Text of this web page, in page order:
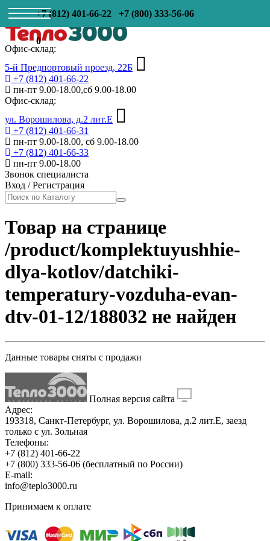
+7 (812) 401-66-22 +7 (800) 333-56-06
0
Офис-склад:
5-й Предпортовый проезд, 22Б
+7 (812) 401-66-22
пн-пт 9.00-18.00,сб 9.00-18.00
Офис-склад:
ул. Ворошилова, д.2 лит.Е
+7 (812) 401-66-31
пн-пт 9.00-18.00, сб 9.00-18.00
+7 (812) 401-66-33
пн-пт 9.00-18.00
Звонок специалиста
Вход /Регистрация
Товар на странице
/product/komplektuyushhie-
dlya-kotlov/datchiki-
temperatury-vozduha-evan-
dtv-01-12/188032 не найден
Данные товары сняты с продажи
Полная версия сайта
Адрес:
193318, Санкт-Петербург, ул. Ворошилова, д.2 лит.Е, заезд
только с ул. Зольная
Телефоны:
+7 (812) 401-66-22
+7 (800) 333-56-06 (бесплатный по России)
E-mail:
info@teplo3000.ru
Принимаем к оплате